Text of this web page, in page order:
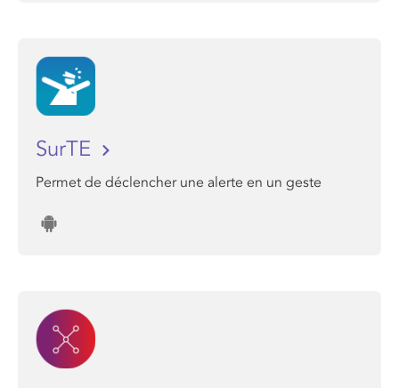
SurTE
Permet de déclencher une alerte en un geste